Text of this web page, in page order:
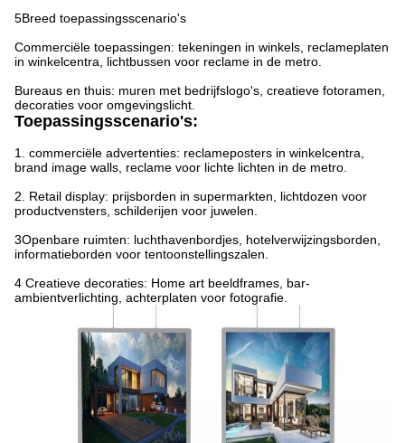
5Breed toepassingsscenario's
Commerciële toepassingen: tekeningen in winkels, reclameplaten
in winkelcentra, lichtbussen voor reclame in de metro.
Bureaus en thuis: muren met bedrijfslogo's, creatieve fotoramen,
decoraties voor omgevingslicht.
Toepassingsscenario's:
1. commerciële advertenties: reclameposters in winkelcentra,
brand image walls, reclame voor lichte lichten in de metro.
2. Retail display: prijsborden in supermarkten, lichtdozen voor
productvensters, schilderijen voor juwelen.
3Openbare ruimten: luchthavenbordjes, hotelverwijzingsborden,
informatieborden voor tentoonstellingszalen.
4 Creatieve decoraties: Home art beeldframes, bar-
ambientverlichting, achterplaten voor fotografie.